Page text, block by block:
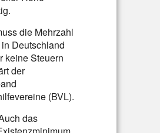
die Mehrzahl
Deutschland
keine Steuern
der
(BVL).
das